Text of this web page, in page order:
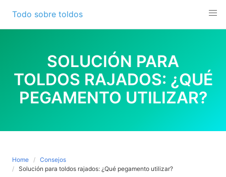
content
Todo sobre toldos
SOLUCIÓN PARA
TOLDOS RAJADOS: ¿QUÉ
PEGAMENTO UTILIZAR?
Home
Consejos
Solución para toldos rajados: ¿Qué pegamento utilizar?